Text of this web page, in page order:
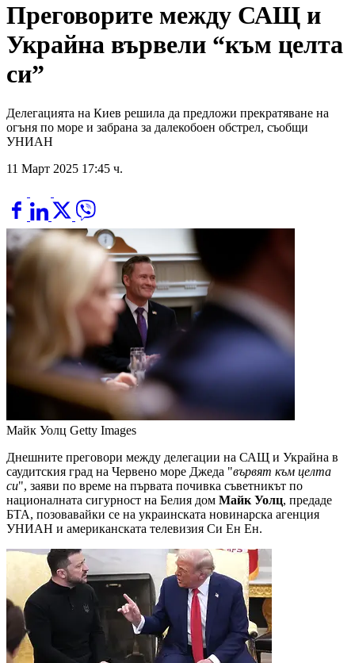
Преговорите между САЩ и
Украйна вървели “към целта
си”
Делегацията на Киев решила да предложи прекратяване на
огъня по море и забрана за далекобоен обстрел, съобщи
УНИАН
11 Март 2025 17:45 ч.
Майк Уолц Getty Images
Днешните преговори между делегации на САЩ и Украйна в
саудитския град на Червено море Джеда "вървят към целта
си", заяви по време на първата почивка съветникът по
националната сигурност на Белия дом Майк Уолц, предаде
БТА, позовавайки се на украинската новинарска агенция
УНИАН и американската телевизия Си Ен Ен.